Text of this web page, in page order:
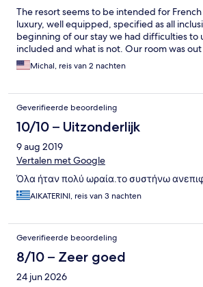
The resort seems to be intended for
luxury, well equipped, specified as all
beginning of our stay we had difficulties to
included and what is not. Our room was
Michal, reis van 2 nachten
Geverifieerde beoordeling
10/10 – Uitzonderlijk
9 aug 2019
Vertalen met Google
Όλα ήταν πολύ ωραία.το συστήνω
AIKATERINI, reis van 3 nachten
Geverifieerde beoordeling
8/10 – Zeer goed
24 jun 2026